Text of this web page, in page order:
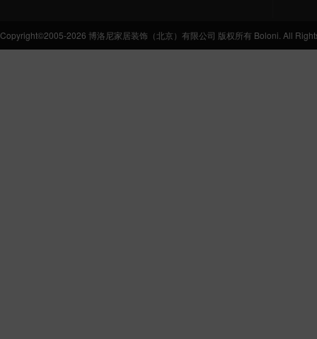
Copyright©2005-2026 博洛尼家居装饰（北京）有限公司 版权所有 Boloni. All